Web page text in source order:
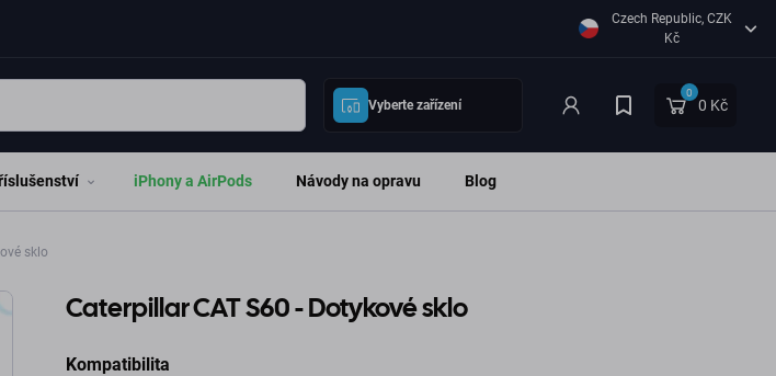
Czech Republic, CZK
Kč
Vyberte zařízení
0
0 Kč
iPhony a AirPods Návody na opravu Blog
sklo
Caterpillar CAT S60 - Dotykové sklo
Kompatibilita